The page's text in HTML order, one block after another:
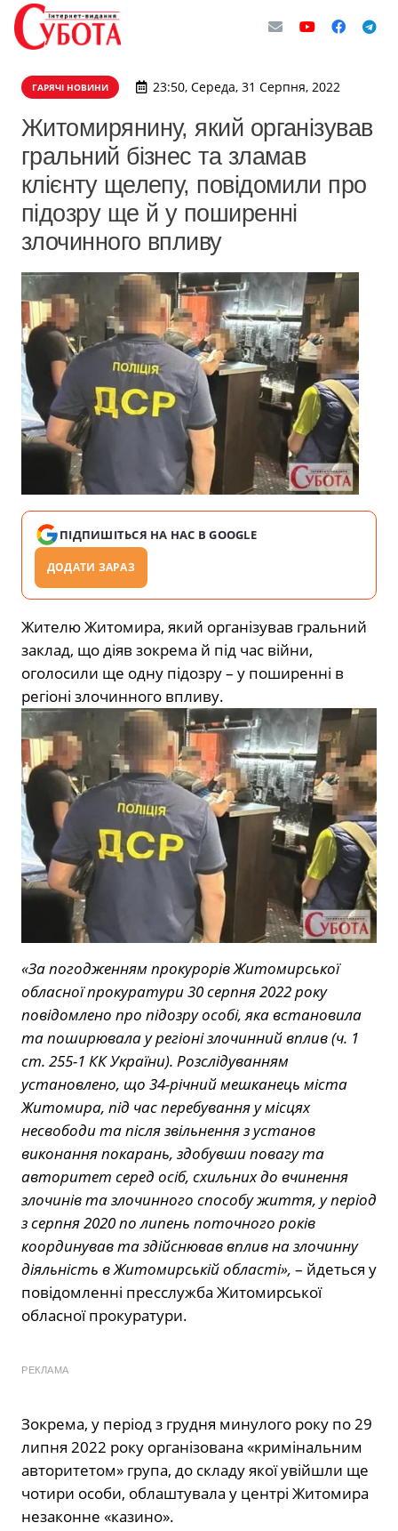
ГАРЯЧІ НОВИНИ 23:50, Середа, 31 Серпня, 2022
Житомирянину, який організував
гральний бізнес та зламав
клієнту щелепу, повідомили про
підозру ще й у поширенні
злочинного впливу
ПІДПИШІТЬСЯ НА НАС В GOOGLE
ДОДАТИ ЗАРАЗ
Жителю Житомира, який організував гральний
заклад, що діяв зокрема й під час війни,
оголосили ще одну підозру – у поширенні в
регіоні злочинного впливу.
«За погодженням прокурорів Житомирської
обласної прокуратури 30 серпня 2022 року
повідомлено про підозру особі, яка встановила
та поширювала у регіоні злочинний вплив (ч. 1
ст. 255-1 КК України). Розслідуванням
установлено, що 34-річний мешканець міста
Житомира, під час перебування у місцях
несвободи та після звільнення з установ
виконання покарань, здобувши повагу та
авторитет серед осіб, схильних до вчинення
злочинів та злочинного способу життя, у період
з серпня 2020 по липень поточного років
координував та здійснював вплив на злочинну
діяльність в Житомирській області», – йдеться у
повідомленні пресслужба Житомирської
обласної прокуратури.
РЕКЛАМА
Зокрема, у період з грудня минулого року по 29
липня 2022 року організована «кримінальним
авторитетом» група, до складу якої увійшли ще
чотири особи, облаштувала у центрі Житомира
незаконне «казино».